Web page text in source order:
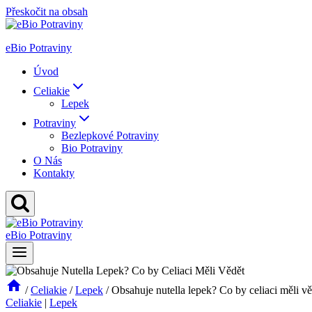
Přeskočit na obsah
eBio Potraviny
Úvod
Celiakie
Lepek
Potraviny
Bezlepkové Potraviny
Bio Potraviny
O Nás
Kontakty
eBio Potraviny
/ Celiakie / Lepek / Obsahuje nutella lepek? Co by celiaci měli
Celiakie | Lepek